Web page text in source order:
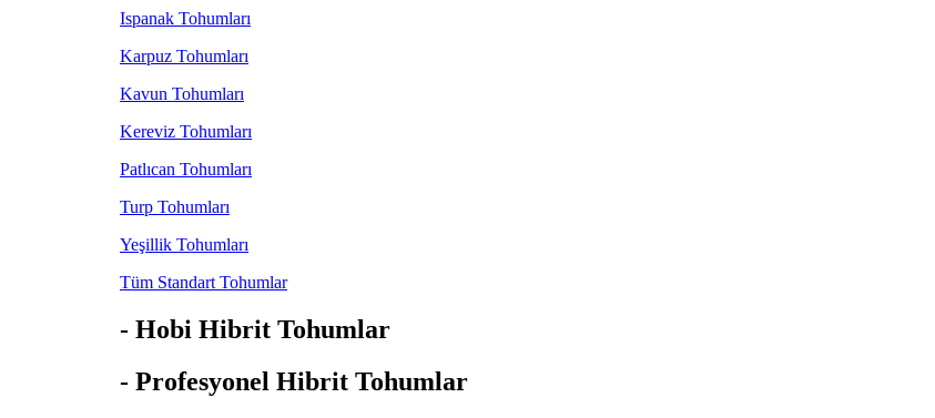
Ispanak Tohumları
Karpuz Tohumları
Kavun Tohumları
Kereviz Tohumları
Patlıcan Tohumları
Turp Tohumları
Yeşillik Tohumları
Tüm Standart Tohumlar
- Hobi Hibrit Tohumlar
- Profesyonel Hibrit Tohumlar